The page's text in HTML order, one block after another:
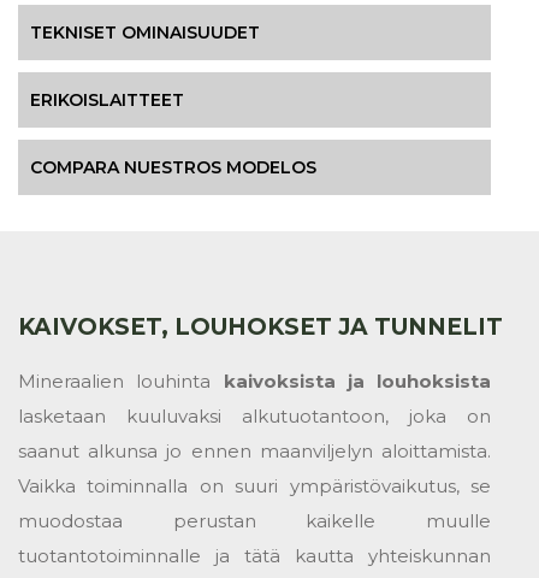
KAIVOKSET, LOUHOKSET JA TUNNELIT
Mineraalien louhinta kaivoksista ja louhoksista
lasketaan kuuluvaksi alkutuotantoon, joka on
saanut alkunsa jo ennen maanviljelyn aloittamista.
Vaikka toiminnalla on suuri ympäristövaikutus, se
muodostaa perustan kaikelle muulle
tuotantotoiminnalle ja tätä kautta yhteiskunnan